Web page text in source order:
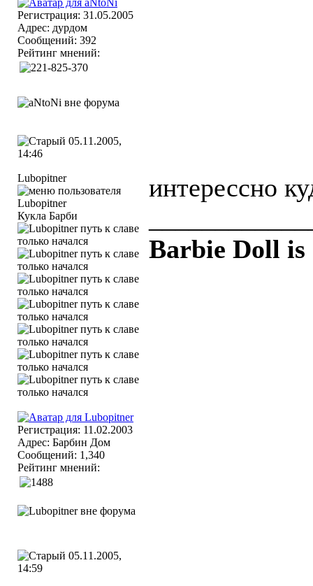
Регистрация: 31.05.2005
Адрес: дурдом
Сообщений: 392
Рейтинг мнений:
05.11.2005,
14:46
Lubopitner
Кукла Барби
Регистрация: 11.02.2003
Адрес: Барбин Дом
Сообщений: 1,340
Рейтинг мнений:
интерессно
Barbie Doll is
05.11.2005,
14:59